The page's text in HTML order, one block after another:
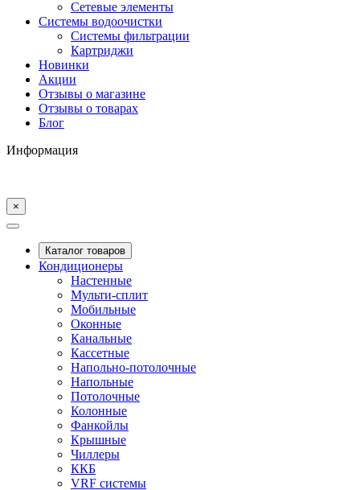
Сетевые элементы
Системы водоочистки
Системы фильтрации
Картриджи
Новинки
Акции
Отзывы о магазине
Отзывы о товарах
Блог
Информация
×
Каталог товаров
Кондиционеры
Настенные
Мульти-сплит
Мобильные
Оконные
Канальные
Кассетные
Напольно-потолочные
Напольные
Потолочные
Колонные
Фанкойлы
Крышные
Чиллеры
ККБ
VRF системы